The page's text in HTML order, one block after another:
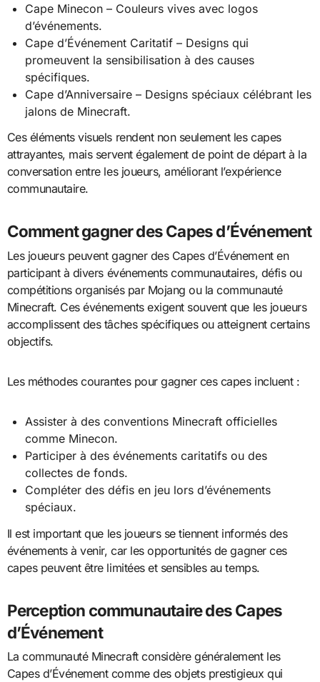
Cape Minecon – Couleurs vives avec logos
d’événements.
Cape d’Événement Caritatif – Designs qui
promeuvent la sensibilisation à des causes
spécifiques.
Cape d’Anniversaire – Designs spéciaux célébrant les
jalons de Minecraft.
Ces éléments visuels rendent non seulement les capes
attrayantes, mais servent également de point de départ à la
conversation entre les joueurs, améliorant l’expérience
communautaire.
Comment gagner des Capes d’Événement
Les joueurs peuvent gagner des Capes d’Événement en
participant à divers événements communautaires, défis ou
compétitions organisés par Mojang ou la communauté
Minecraft. Ces événements exigent souvent que les joueurs
accomplissent des tâches spécifiques ou atteignent certains
objectifs.
Les méthodes courantes pour gagner ces capes incluent :
Assister à des conventions Minecraft officielles
comme Minecon.
Participer à des événements caritatifs ou des
collectes de fonds.
Compléter des défis en jeu lors d’événements
spéciaux.
Il est important que les joueurs se tiennent informés des
événements à venir, car les opportunités de gagner ces
capes peuvent être limitées et sensibles au temps.
Perception communautaire des Capes
d’Événement
La communauté Minecraft considère généralement les
Capes d’Événement comme des objets prestigieux qui